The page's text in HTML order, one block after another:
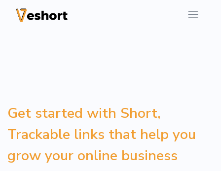
Get started with Short,
Trackable links that help you
grow your online business